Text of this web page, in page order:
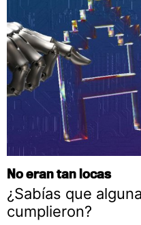
No eran tan locas
¿Sabías que
cumplieron?